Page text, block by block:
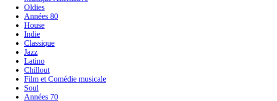
Oldies
Années 80
House
Indie
Classique
Jazz
Latino
Chillout
Film et Comédie musicale
Soul
Années 70